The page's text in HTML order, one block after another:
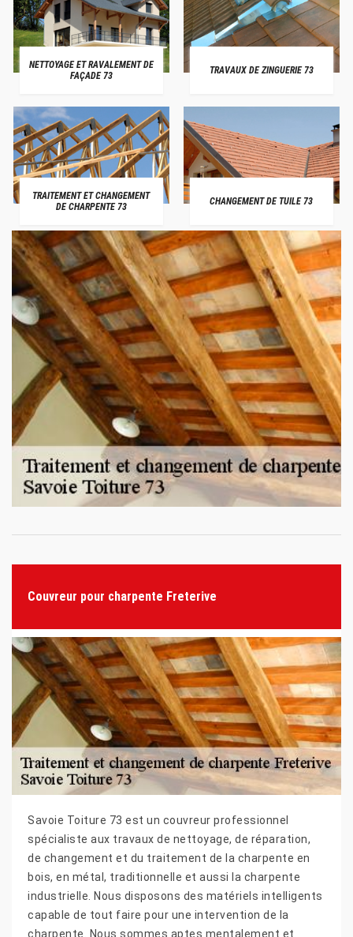
NETTOYAGE ET RAVALEMENT DE
FAÇADE 73
TRAVAUX DE ZINGUERIE 73
TRAITEMENT ET CHANGEMENT
DE CHARPENTE 73
CHANGEMENT DE TUILE 73
Couvreur pour charpente Freterive
Savoie Toiture 73 est un couvreur professionnel
spécialiste aux travaux de nettoyage, de réparation,
de changement et du traitement de la charpente en
bois, en métal, traditionnelle et aussi la charpente
industrielle. Nous disposons des matériels intelligents
capable de tout faire pour une intervention de la
charpente. Nous sommes aptes mentalement et